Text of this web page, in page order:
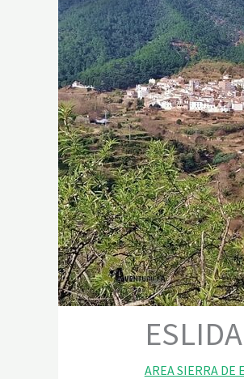
AREA SIERRA DE